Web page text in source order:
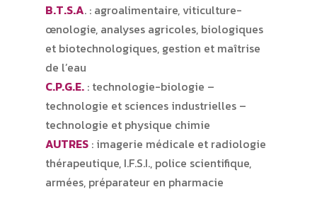
B.T.S.A. : agroalimentaire, viticulture-
œnologie, analyses agricoles, biologiques
et biotechnologiques, gestion et maîtrise
de l’eau
C.P.G.E. : technologie-biologie –
technologie et sciences industrielles –
technologie et physique chimie
AUTRES : imagerie médicale et radiologie
thérapeutique, I.F.S.I., police scientifique,
armées, préparateur en pharmacie